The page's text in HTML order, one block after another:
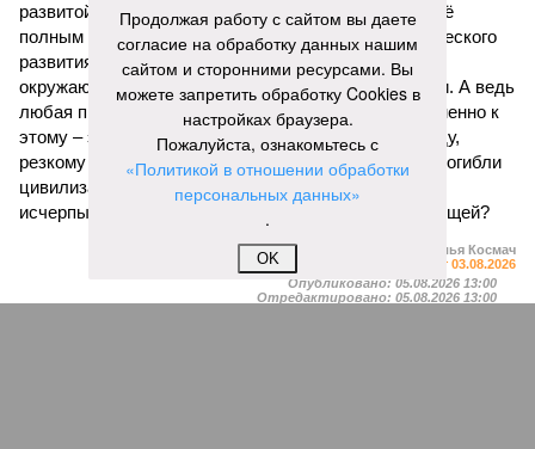
развитой цивилизации, зачастую с последующим её
полным уничтожением. Среди причин такого трагического
развития событий учёные называют деградацию
окружающей среды, истощение ресурсов и болезни. А ведь
любая природная катастрофа непременно ведёт именно к
этому – экономическому кризису, эпидемиям, голоду,
резкому сокращению численности населения. Так погибли
цивилизации шумеров, майя, кхмеров – список не
исчерпывающий. Какая цивилизация будет следующей?
Илья Космач
Газета
«Наша версия» №29 от 03.08.2026
Опубликовано: 05.08.2026 13:00
Отредактировано: 05.08.2026 13:00
Продолжая работу с сайтом вы даете
согласие на обработку данных нашим
сайтом и сторонними ресурсами. Вы
можете запретить обработку Cookies в
настройках браузера.
Пожалуйста, ознакомьтесь с
«Политикой в отношении обработки
персональных данных»
.
OK